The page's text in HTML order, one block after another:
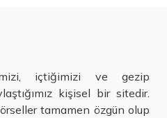
içtiğimizi ve gezip
kişisel bir sitedir.
tamamen özgün olup